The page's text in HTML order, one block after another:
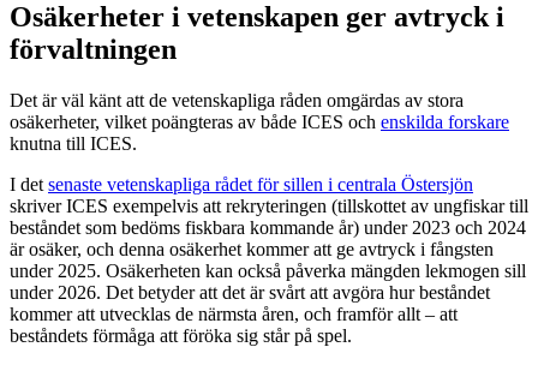
Osäkerheter i vetenskapen ger avtryck i
förvaltningen
Det är väl känt att de vetenskapliga råden omgärdas av stora
osäkerheter, vilket poängteras av både ICES och enskilda forskare
knutna till ICES.
I det senaste vetenskapliga rådet för sillen i centrala Östersjön
skriver ICES exempelvis att rekryteringen (tillskottet av ungfiskar till
beståndet som bedöms fiskbara kommande år) under 2023 och 2024
är osäker, och denna osäkerhet kommer att ge avtryck i fångsten
under 2025. Osäkerheten kan också påverka mängden lekmogen sill
under 2026. Det betyder att det är svårt att avgöra hur beståndet
kommer att utvecklas de närmsta åren, och framför allt – att
beståndets förmåga att föröka sig står på spel.